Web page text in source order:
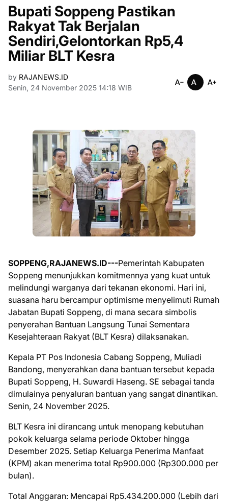
Bupati Soppeng Pastikan
Rakyat Tak Berjalan
Sendiri,Gelontorkan Rp5,4
Miliar BLT Kesra
by RAJANEWS.ID
Senin, 24 November 2025 14:18 WIB
SOPPENG,RAJANEWS.ID---Pemerintah Kabupaten
Soppeng menunjukkan komitmennya yang kuat untuk
melindungi warganya dari tekanan ekonomi. Hari ini,
suasana haru bercampur optimisme menyelimuti Rumah
Jabatan Bupati Soppeng, di mana secara simbolis
penyerahan Bantuan Langsung Tunai Sementara
Kesejahteraan Rakyat (BLT Kesra) dilaksanakan.
Kepala PT Pos Indonesia Cabang Soppeng, Muliadi
Bandong, menyerahkan dana bantuan tersebut kepada
Bupati Soppeng, H. Suwardi Haseng. SE sebagai tanda
dimulainya penyaluran bantuan yang sangat dinantikan.
Senin, 24 November 2025.
BLT Kesra ini dirancang untuk menopang kebutuhan
pokok keluarga selama periode Oktober hingga
Desember 2025. Setiap Keluarga Penerima Manfaat
(KPM) akan menerima total Rp900.000 (Rp300.000 per
bulan).
Total Anggaran: Mencapai Rp5.434.200.000 (Lebih dari